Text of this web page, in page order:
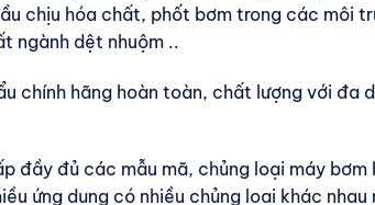
chịu hóa chất, phốt bơm trong các môi
ngành dệt nhuộm ..
chính hãng hoàn toàn, chất lượng với đa
đầy đủ các mẫu mã, chủng loại máy
ứng dụng có nhiều chủng loại khác